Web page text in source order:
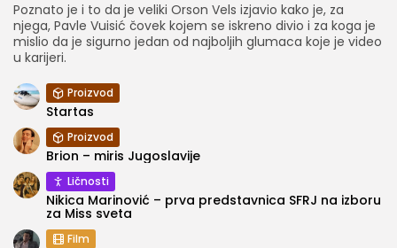
Poznato je i to da je veliki Orson Vels izjavio kako je, za
njega, Pavle Vuisić čovek kojem se iskreno divio i za koga je
mislio da je sigurno jedan od najboljih glumaca koje je video
u karijeri.
Proizvod
Startas
Proizvod
Brion – miris Jugoslavije
Ličnosti
Nikica Marinović – prva predstavnica SFRJ na izboru
za Miss sveta
Film